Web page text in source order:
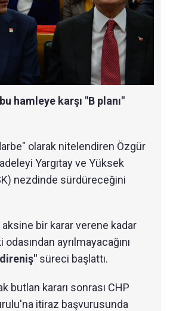
hamleye karşı "B planı"
olarak nitelendiren Özgür
Yargıtay ve Yüksek
nezdinde sürdüreceğini
bir karar verene kadar
ayrılmayacağını
süreci başlattı.
butlan kararı sonrası CHP
itiraz başvurusunda